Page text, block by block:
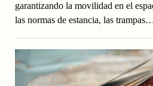
garantizando la movilidad en el
las normas de estancia, las